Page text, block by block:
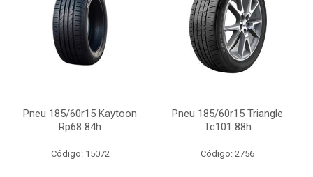
Pneu 185/60r15 Kaytoon
Rp68 84h
Código: 15072
Pneu 185/60r15 Triangle
Tc101 88h
Código: 2756